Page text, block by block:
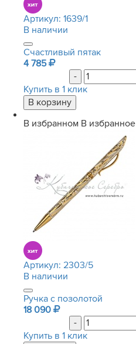
Артикул: 1639/1
В наличии
Счастливый пятак
4 785
-
Купить в 1 клик
В избранном В избранное
Артикул: 2303/5
В наличии
Ручка с позолотой
18 090
-
Купить в 1 клик